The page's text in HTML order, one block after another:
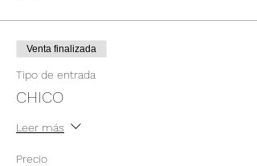
Venta finalizada
Tipo de entrada
CHICO
Leer más
Precio